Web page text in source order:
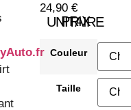
24,90€
PRIX UNITAIRE
Couleur
Taille